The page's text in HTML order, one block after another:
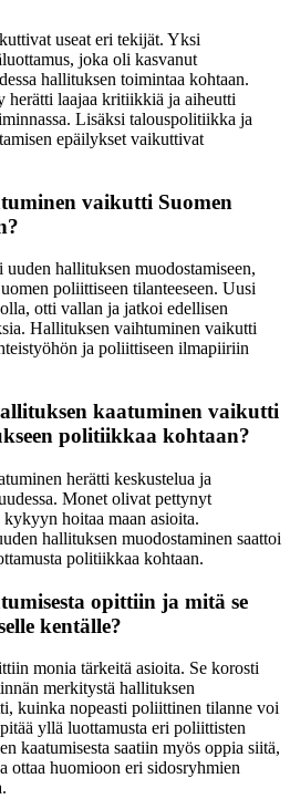
useat eri tekijät. Yksi
joka oli kasvanut
hallituksen toimintaa kohtaan.
herätti laajaa kritiikkiä ja aiheutti
Lisäksi talouspolitiikka ja
epäilykset vaikuttivat
vaikutti Suomen
hallituksen muodostamiseen,
poliittiseen tilanteeseen. Uusi
otti vallan ja jatkoi edellisen
Hallituksen vaihtuminen vaikutti
ja poliittiseen ilmapiiriin
kaatuminen vaikutti
politiikkaa kohtaan?
herätti keskustelua ja
Monet olivat pettynyt
hoitaa maan asioita.
hallituksen muodostaminen saattoi
politiikkaa kohtaan.
opittiin ja mitä se
kentälle?
monia tärkeitä asioita. Se korosti
merkitystä hallituksen
kuinka nopeasti poliittinen tilanne voi
yllä luottamusta eri poliittisten
kaatumisesta saatiin myös oppia siitä,
ottaa huomioon eri sidosryhmien